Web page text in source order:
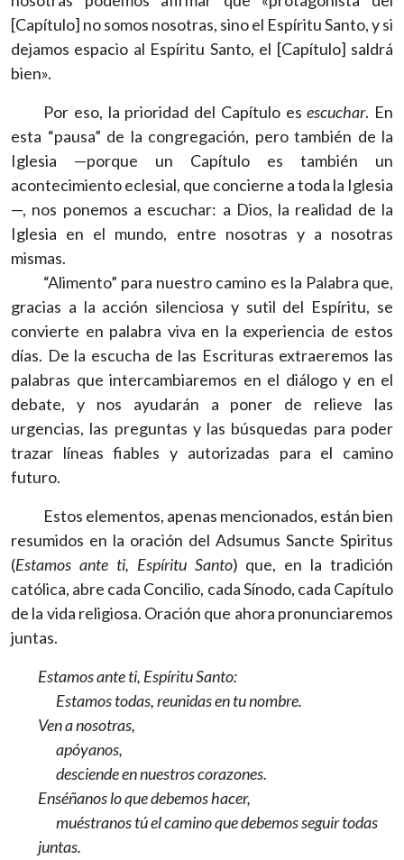
[Capítulo] no somos nosotras, sino el Espíritu Santo, y si
dejamos espacio al Espíritu Santo, el [Capítulo] saldrá
bien».
Por eso, la prioridad del Capítulo esescuchar. En
esta “pausa” de la congregación, pero también de la
Iglesia —porque un Capítulo es también un
acontecimiento eclesial, que concierne a toda la Iglesia
—, nos ponemos a escuchar: a Dios, la realidad de la
Iglesia en el mundo, entre nosotras y a nosotras
mismas.
“Alimento” para nuestro camino es la Palabra que,
gracias a la acción silenciosa y sutil del Espíritu, se
convierte en palabra viva en la experiencia de estos
días. De la escucha de las Escrituras extraeremos las
palabras que intercambiaremos en el diálogo y en el
debate, y nos ayudarán a poner de relieve las
urgencias, las preguntas y las búsquedas para poder
trazar líneas fiables y autorizadas para el camino
futuro.
Estos elementos, apenas mencionados, están bien
resumidos en la oración del Adsumus Sancte Spiritus
(Estamos ante ti, Espíritu Santo) que, en la tradición
católica, abre cada Concilio, cada Sínodo, cada Capítulo
de la vida religiosa. Oración que ahora pronunciaremos
juntas.
Estamos ante ti, Espíritu Santo:
Estamos todas, reunidas en tu nombre.
Ven a nosotras,
apóyanos,
desciende en nuestros corazones.
Enséñanos lo que debemos hacer,
muéstranos tú el camino que debemos seguir todas
juntas.